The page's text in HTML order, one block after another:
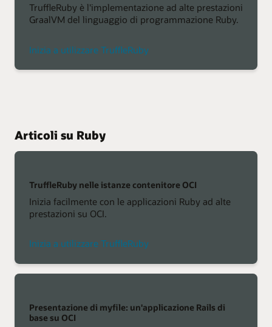
TruffleRuby è l'implementazione ad alte prestazioni
GraalVM del linguaggio di programmazione Ruby.
Inizia a utilizzare TruffleRuby
Articoli su Ruby
TruffleRuby nelle istanze contenitore OCI
Inizia facilmente con le applicazioni Ruby ad alte
prestazioni su OCI.
Inizia a utilizzare TruffleRuby
Presentazione di myfile: un'applicazione Rails di
base su OCI